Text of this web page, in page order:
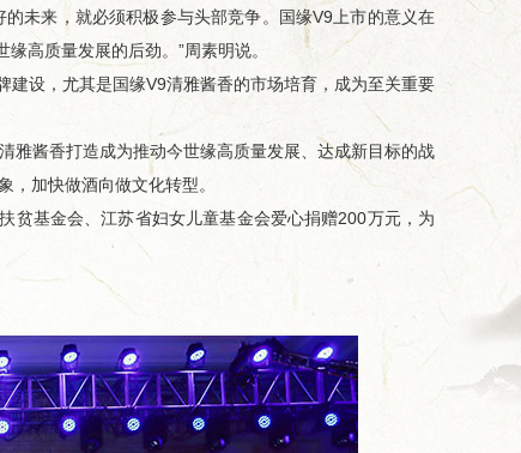
未来，就必须积极参与头部竞争。国缘V9上市的意义在
高质量发展的后劲。”周素明说。
设，尤其是国缘V9清雅酱香的市场培育，成为至关重要
酱香打造成为推动今世缘高质量发展、达成新目标的战
加快做酒向做文化转型。
基金会、江苏省妇女儿童基金会爱心捐赠200万元，为